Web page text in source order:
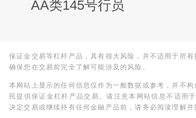
AA类145号行员
保证金交易等杠杆产品，具有很大风险，并不适用于所
确保您在交易前完全了解可能涉及的风险。
本网站上显示的任何信息仅作为一般数据或参考，并不
民提供保证金杠杆产品交易。请注意本网站信息不适用
决定交易或继续持有任何金融产品前，请务必阅读理解